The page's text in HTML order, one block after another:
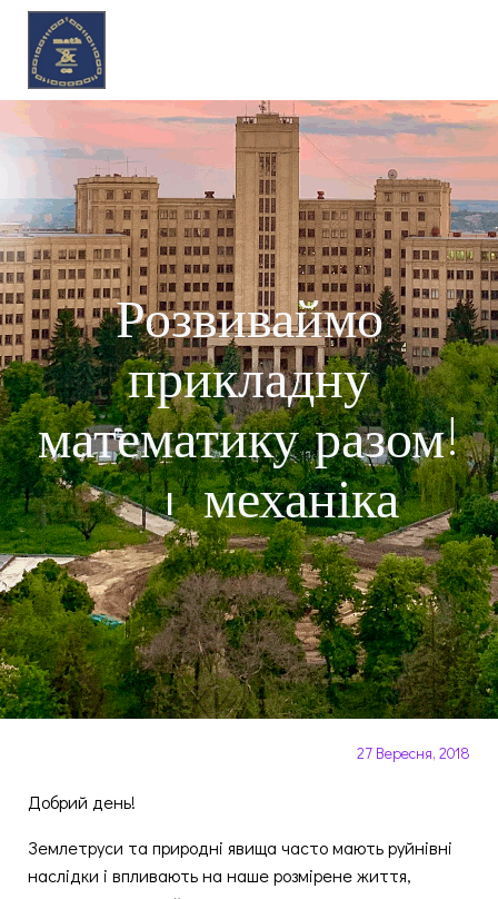
Розвиваймо
прикладну
математику разом!
= + механіка
27 Вересня, 2018
Добрий день!
Землетруси та природні явища часто мають руйнівні
наслідки і впливають на наше розмірене життя,